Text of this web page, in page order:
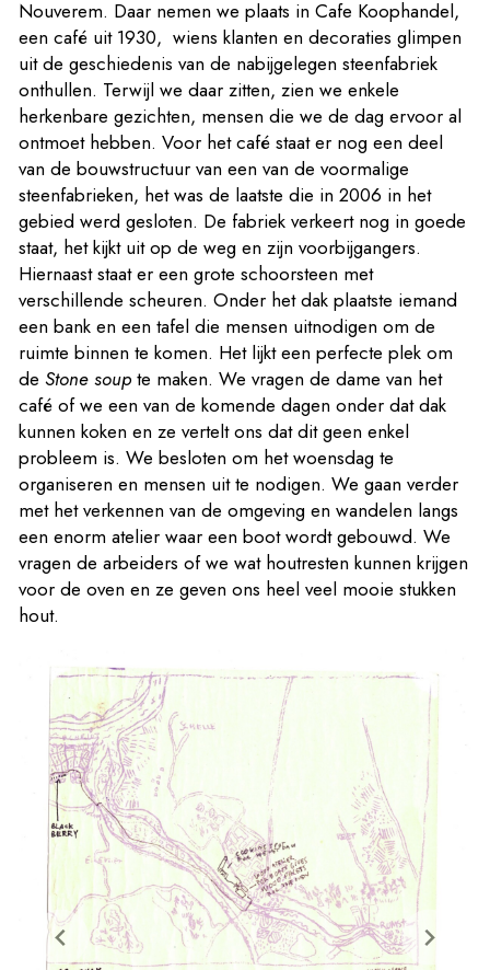
Nouverem. Daar nemen we plaats in Cafe Koophandel,
een café uit 1930, wiens klanten en decoraties glimpen
uit de geschiedenis van de nabijgelegen steenfabriek
onthullen. Terwijl we daar zitten, zien we enkele
herkenbare gezichten, mensen die we de dag ervoor al
ontmoet hebben. Voor het café staat er nog een deel
van de bouwstructuur van een van de voormalige
steenfabrieken, het was de laatste die in 2006 in het
gebied werd gesloten. De fabriek verkeert nog in goede
staat, het kijkt uit op de weg en zijn voorbijgangers.
Hiernaast staat er een grote schoorsteen met
verschillende scheuren. Onder het dak plaatste iemand
een bank en een tafel die mensen uitnodigen om de
ruimte binnen te komen. Het lijkt een perfecte plek om
de Stone soup te maken. We vragen de dame van het
café of we een van de komende dagen onder dat dak
kunnen koken en ze vertelt ons dat dit geen enkel
probleem is. We besloten om het woensdag te
organiseren en mensen uit te nodigen. We gaan verder
met het verkennen van de omgeving en wandelen langs
een enorm atelier waar een boot wordt gebouwd. We
vragen de arbeiders of we wat houtresten kunnen krijgen
voor de oven en ze geven ons heel veel mooie stukken
hout.